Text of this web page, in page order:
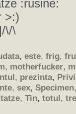
:rusine:
>:)
\/\
, este, frig,
, motherfucker,
, prezinta,
, sex, Specimen
tatze, Tin, totul,